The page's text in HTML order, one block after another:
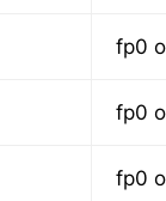
fp0
fp0
fp0